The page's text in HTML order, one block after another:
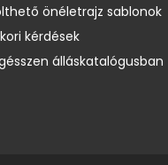
önéletrajz sablonok
kérdések
álláskatalógusban